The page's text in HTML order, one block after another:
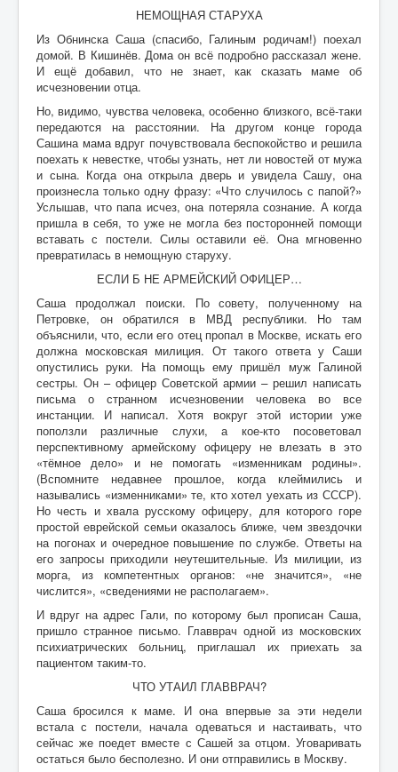
НЕМОЩНАЯ СТАРУХА
Из Обнинска Саша (спасибо, Галиным родичам!) поехал
домой. В Кишинёв. Дома он всё подробно рассказал жене.
И ещё добавил, что не знает, как сказать маме об
исчезновении отца.
Но, видимо, чувства человека, особенно близкого, всё-таки
передаются на расстоянии. На другом конце города
Сашина мама вдруг почувствовала беспокойство и решила
поехать к невестке, чтобы узнать, нет ли новостей от мужа
и сына. Когда она открыла дверь и увидела Сашу, она
произнесла только одну фразу: «Что случилось с папой?»
Услышав, что папа исчез, она потеряла сознание. А когда
пришла в себя, то уже не могла без посторонней помощи
вставать с постели. Силы оставили её. Она мгновенно
превратилась в немощную старуху.
ЕСЛИ Б НЕ АРМЕЙСКИЙ ОФИЦЕР…
Саша продолжал поиски. По совету, полученному на
Петровке, он обратился в МВД республики. Но там
объяснили, что, если его отец пропал в Москве, искать его
должна московская милиция. От такого ответа у Саши
опустились руки. На помощь ему пришёл муж Галиной
сестры. Он – офицер Советской армии –решил написать
письма о странном исчезновении человека во все
инстанции. И написал. Хотя вокруг этой истории уже
поползли различные слухи, а кое-кто посоветовал
перспективному армейскому офицеру не влезать в это
«тёмное дело» и не помогать «изменникам родины».
(Вспомните недавнее прошлое, когда клеймились и
назывались «изменниками» те, кто хотел уехать из СССР).
Но честь и хвала русскому офицеру, для которого горе
простой еврейской семьи оказалось ближе, чем звездочки
на погонах и очередное повышение по службе. Ответы на
его запросы приходили неутешительные. Из милиции, из
морга, из компетентных органов: «не значится», «не
числится», «сведениями не располагаем».
И вдруг на адрес Гали, по которому был прописан Саша,
пришло странное письмо. Главврач одной из московских
психиатрических больниц, приглашал их приехать за
пациентом таким-то.
ЧТО УТАИЛ ГЛАВВРАЧ?
Саша бросился к маме. И она впервые за эти недели
встала с постели, начала одеваться и настаивать, что
сейчас же поедет вместе с Сашей за отцом. Уговаривать
остаться было бесполезно. И они отправились в Москву.